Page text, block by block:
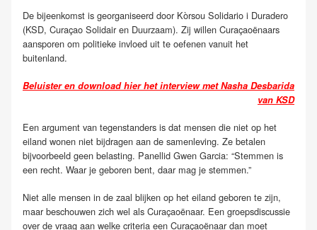
De bijeenkomst is georganiseerd door Kòrsou Solidario i Duradero
(KSD, Curaçao Solidair en Duurzaam). Zij willen Curaçaoënaars
aansporen om politieke invloed uit te oefenen vanuit het
buitenland.
Beluister en download hier het interview met Nasha Desbarida
van KSD
Een argument van tegenstanders is dat mensen die niet op het
eiland wonen niet bijdragen aan de samenleving. Ze betalen
bijvoorbeeld geen belasting. Panellid Gwen Garcia: “Stemmen is
een recht. Waar je geboren bent, daar mag je stemmen.”
Niet alle mensen in de zaal blijken op het eiland geboren te zijn,
maar beschouwen zich wel als Curaçaoënaar. Een groepsdiscussie
over de vraag aan welke criteria een Curaçaoënaar dan moet